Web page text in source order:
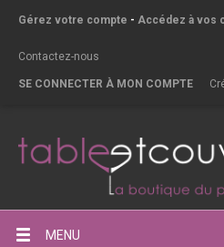
Gérez votre compte - Accédez à vos
Contactez-nous
SE CONNECTER À MON COMPTE
MENU